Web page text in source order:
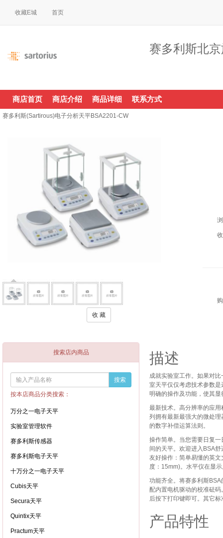
收藏E城 首页
赛多利斯北
商店首页 商店介绍 商品详细 联系方式
赛多利斯(Sartirous)电子分析天平BSA2201-CW
搜索店内商品
按本店商品分类搜索：
万分之一电子天平
实验室管理软件
赛多利斯传感器
赛多利斯电子天平
十万分之一电子天平
Cubis天平
Secura天平
Quintix天平
Practum天平
描述
成就实验室工作。如果对
室天平仅仅考虑技术参数
明确的操作及功能，使其显
最新技术。高分辨率的应
列拥有最新最强大的微处
的数字补偿运算法则。
操作简单。当您需要日复
间的天平。欢迎进入BSA
友好操作：简单易懂的英
度：15mm)。水平仪在显
功能齐全。将赛多利斯
配内置电机驱动的校准砝
后按下打印键即可。其它
产品特性